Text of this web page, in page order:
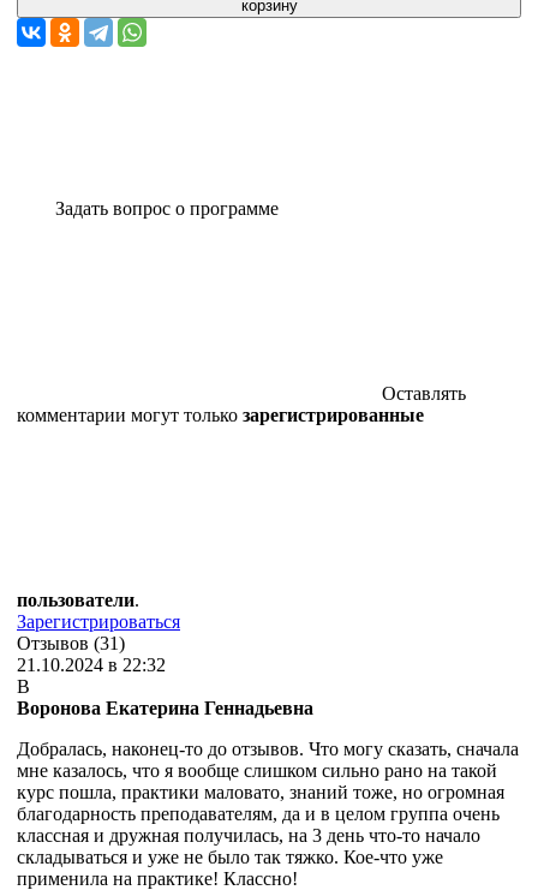
корзину
Задать вопрос о программе
Оставлять
комментарии могут только зарегистрированные
пользователи.
Зарегистрироваться
Отзывов (31)
21.10.2024 в 22:32
В
Воронова Екатерина Геннадьевна
Добралась, наконец-то до отзывов. Что могу сказать, сначала
мне казалось, что я вообще слишком сильно рано на такой
курс пошла, практики маловато, знаний тоже, но огромная
благодарность преподавателям, да и в целом группа очень
классная и дружная получилась, на 3 день что-то начало
складываться и уже не было так тяжко. Кое-что уже
применила на практике! Классно!